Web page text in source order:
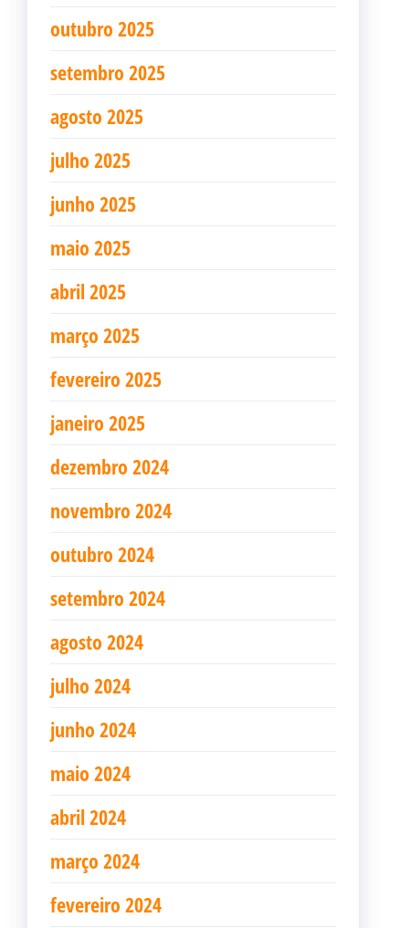
outubro 2025
setembro 2025
agosto 2025
julho 2025
junho 2025
maio 2025
abril 2025
março 2025
fevereiro 2025
janeiro 2025
dezembro 2024
novembro 2024
outubro 2024
setembro 2024
agosto 2024
julho 2024
junho 2024
maio 2024
abril 2024
março 2024
fevereiro 2024